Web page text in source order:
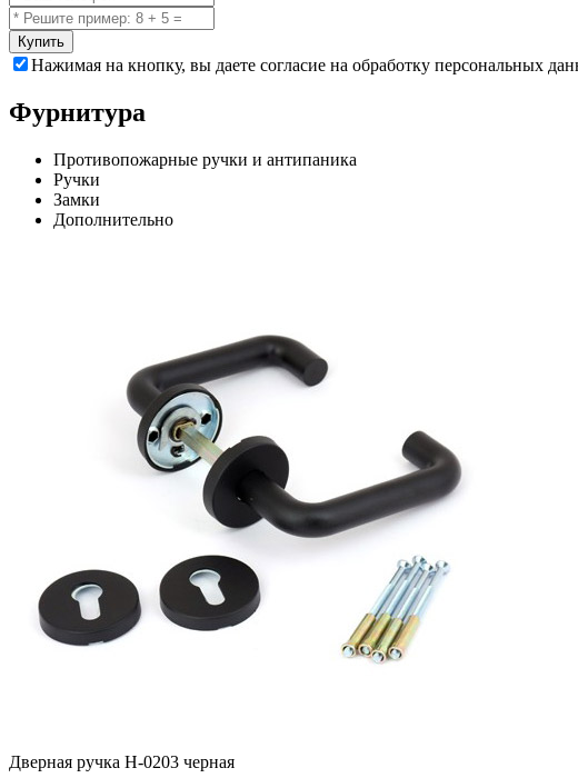
Купить
Нажимая на кнопку, вы даете согласие на обработку персональных
Фурнитура
Противопожарные ручки и антипаника
Ручки
Замки
Дополнительно
Дверная ручка H-0203 черная